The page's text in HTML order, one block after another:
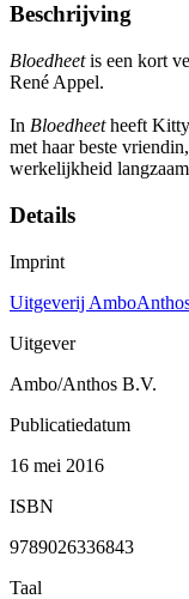
Beschrijving
Bloedheetis een kort
René Appel.
In Bloedheetheeft Kitty
met haar beste
werkelijkheid
Details
Imprint
Uitgeverij
Uitgever
Ambo/Anthos B.V.
Publicatiedatum
16 mei 2016
ISBN
9789026336843
Taal